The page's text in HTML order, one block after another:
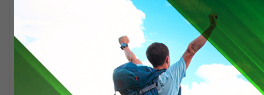
мавзолей «Арыстан баб» (учитель и
духовный наставник Х.А.Яссави)
Выбор барана для жертвоприношения, читание
Корана до захода солнца.